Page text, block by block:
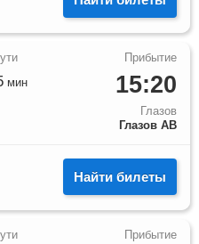
15:20
Глазов
Глазов АВ
мин
Найти билеты